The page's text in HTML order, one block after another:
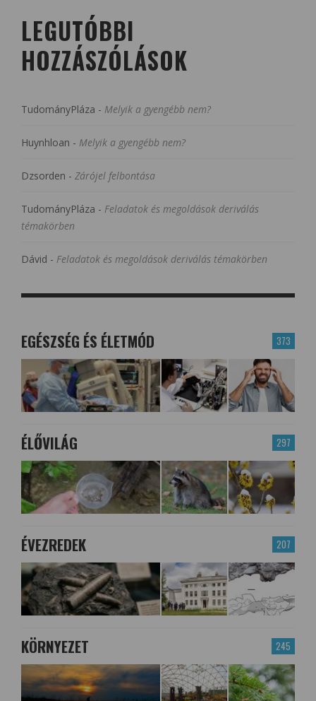
LEGUTÓBBI
HOZZÁSZÓLÁSOK
TudományPláza - Melyik a gyengébb nem?
Huynhloan - Melyik a gyengébb nem?
Dzsorden - Zárójel felbontása
TudományPláza - Feladatok és megoldások deriválás
témakörben
Dávid - Feladatok és megoldások deriválás témakörben
373
EGÉSZSÉG ÉS ÉLETMÓD
297
ÉLŐVILÁG
207
ÉVEZREDEK
245
KÖRNYEZET